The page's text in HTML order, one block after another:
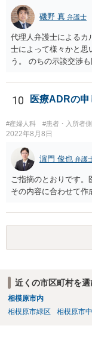
磯野 真 弁護士
代理人弁護士によるカ
士によって様々かと思
う。 のちの示談交渉
いたほうが良いと思わ
10 医療ADRの
#産婦人科 #患者・入所者側
2022年8月8日
濵門 俊也 弁護
ご指摘のとおりです
その内容に合わせて作
近くの市区町村を
相模原市内
相模原市緑区
相模原市